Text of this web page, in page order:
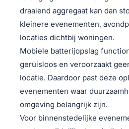
draaiend aggregaat kan dan
kleinere evenementen,
locaties dichtbij woningen.
Mobiele batterijopslag
geruisloos en veroorzaakt
locatie. Daardoor past deze
evenementen waar
omgeving belangrijk zijn.
Voor binnenstedelijke